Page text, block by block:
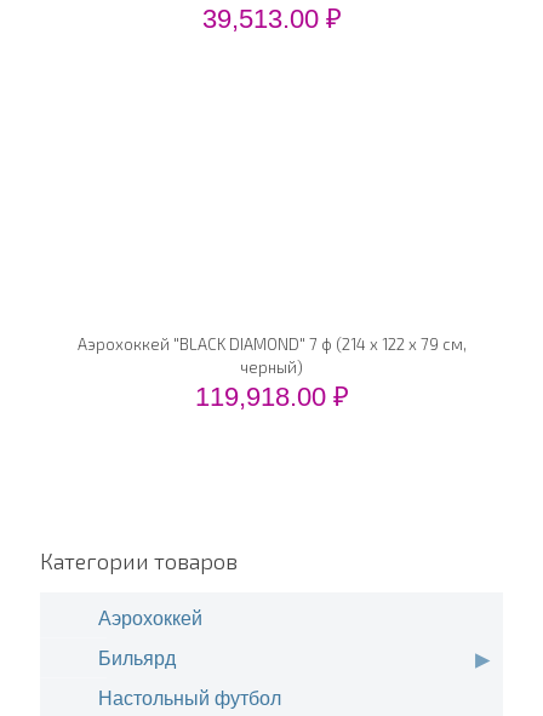
39,513.00 ₽
Аэрохоккей "BLACK DIAMOND" 7 ф (214 х 122 х 79 см,
черный)
119,918.00 ₽
Категории товаров
Аэрохоккей
Бильярд
Настольный футбол